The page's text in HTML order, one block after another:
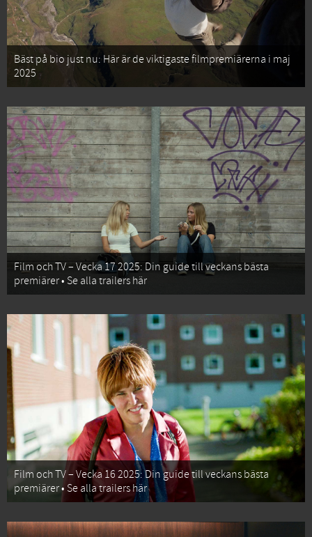
Bäst på bio just nu: Här är de viktigaste filmpremiärerna i maj
2025
Film och TV – Vecka 17 2025: Din guide till veckans bästa
premiärer • Se alla trailers här
Film och TV – Vecka 16 2025: Din guide till veckans bästa
premiärer • Se alla trailers här